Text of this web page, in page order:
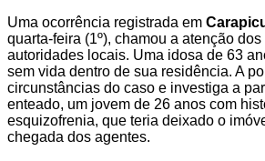
Uma ocorrência registrada em
quarta-feira (1º), chamou a atenção
autoridades locais. Uma idosa de 63
sem vida dentro de sua residência. A
circunstâncias do caso e investiga a
enteado, um jovem de 26 anos com
esquizofrenia, que teria deixado o
chegada dos agentes.